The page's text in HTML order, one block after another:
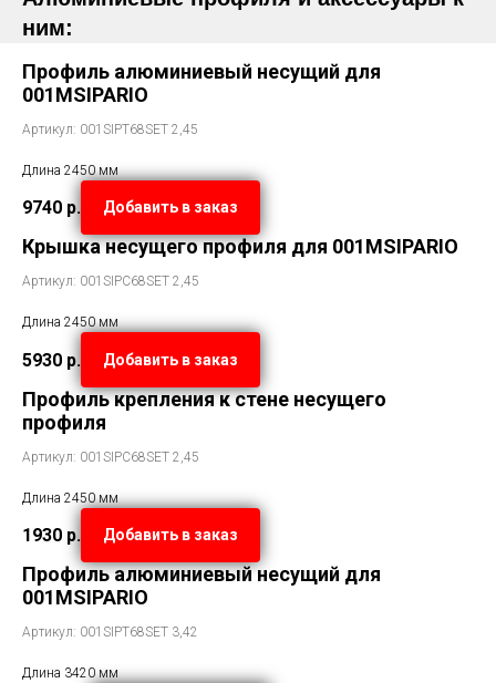
ним:
Профиль алюминиевый несущий для
001MSIPARIO
Артикул: 001SIPT68SET 2,45
Длина 2450 мм
9740 р. Добавить в заказ
Крышка несущего профиля для 001MSIPARIO
Артикул: 001SIPC68SET 2,45
Длина 2450 мм
5930 р. Добавить в заказ
Профиль крепления к стене несущего
профиля
Артикул: 001SIPC68SET 2,45
Длина 2450 мм
1930 р. Добавить в заказ
Профиль алюминиевый несущий для
001MSIPARIO
Артикул: 001SIPT68SET 3,42
Длина 3420 мм